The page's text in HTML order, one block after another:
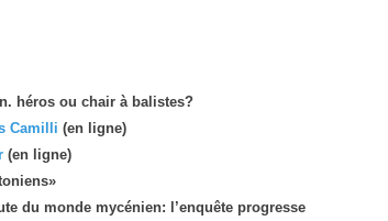
héros ou chair à balistes?
Camilli (en ligne)
(en ligne)
du monde mycénien: l’enquête progresse